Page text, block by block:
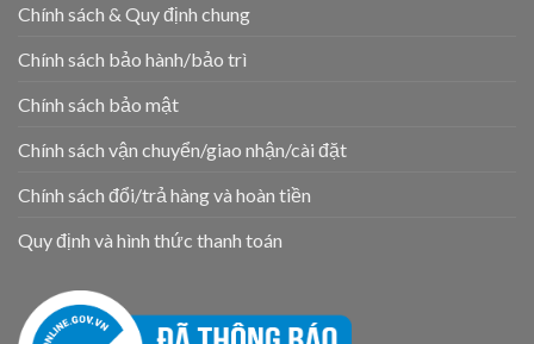
Chính sách & Quy định chung
Chính sách bảo hành/bảo trì
Chính sách bảo mật
Chính sách vận chuyển/giao nhận/cài đặt
Chính sách đổi/trả hàng và hoàn tiền
Quy định và hình thức thanh toán